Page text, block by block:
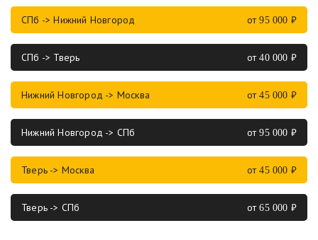
СПб -> Нижний Новгород от95 000 ₽
СПб -> Тверь от40 000 ₽
Нижний Новгород -> Москва от45 000 ₽
Нижний Новгород -> СПб от95 000 ₽
Тверь -> Москва от45 000 ₽
Тверь -> СПб от65 000 ₽